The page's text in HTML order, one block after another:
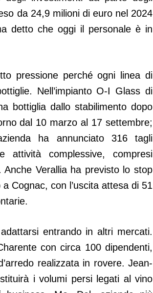
da 24,9 milioni di euro nel 2024
detto che oggi il personale è in
pressione perché ogni linea di
Nell’impianto O-I Glass di
bottiglia dallo stabilimento dopo
dal 10 marzo al 17 settembre;
ha annunciato 316 tagli
attività complessive, compresi
Anche Verallia ha previsto lo stop
Cognac, con l’uscita attesa di 51
entrando in altri mercati.
con circa 100 dipendenti,
realizzata in rovere. Jean-
i volumi persi legati al vino